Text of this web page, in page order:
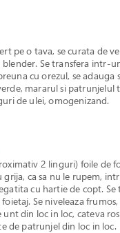
pe o tava, se curata de
Se transfera intr-
cu orezul, se adauga
mararul si patrunjelul
de ulei, omogenizand.
2 linguri) foile de
grija, ca sa nu le rupem,
cu hartie de copt. Se
Se niveleaza frumos,
unt din loc in loc, cateva
de patrunjel din loc in loc.